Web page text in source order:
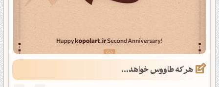
هر که طاووس خواهد...